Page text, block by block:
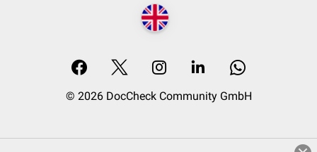
© 2026 DocCheck Community GmbH